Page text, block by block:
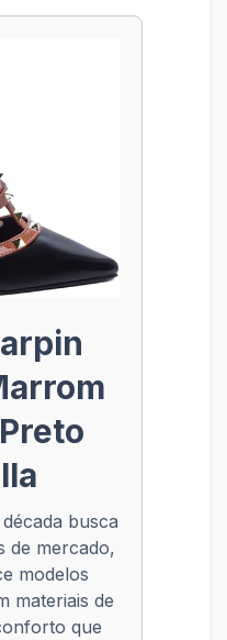
busca
de mercado,
modelos
materiais de
que